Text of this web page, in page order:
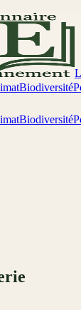
Biodiversité
Biodiversité